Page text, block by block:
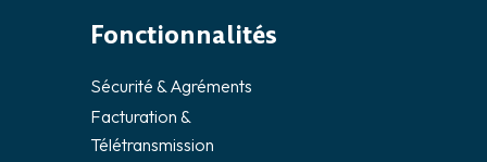
Fonctionnalités
Sécurité & Agréments
Facturation &
Télétransmission